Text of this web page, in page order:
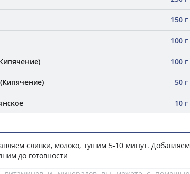
150 г
100 г
100 г
50 г
10 г
сливки, молоко, тушим 5-10 минут. Добавляем
до готовности